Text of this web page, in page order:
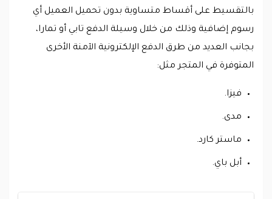
بالتقسيط على أقساط متساوية بدون تحميل العميل أي
رسوم إضافية وذلك من خلال وسيلة الدفع تابي أو تمارا،
بجانب العديد من طرق الدفع الإلكترونية الآمنة الأخرى
المتوفرة في المتجر مثل:
فيزا.
مدى.
ماستر كارد.
أبل باي.